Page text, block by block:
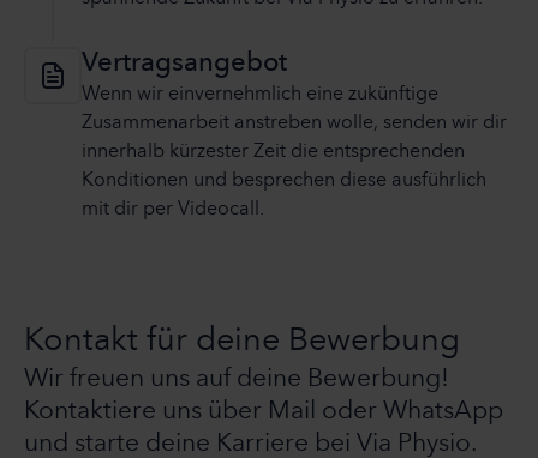
Vertragsangebot
Wenn wir einvernehmlich eine zukünftige
Zusammenarbeit anstreben wolle, senden wir dir
innerhalb kürzester Zeit die entsprechenden
Konditionen und besprechen diese ausführlich
mit dir per Videocall.
Kontakt für deine Bewerbung
Wir freuen uns auf deine Bewerbung!
Kontaktiere uns über Mail oder WhatsApp
und starte deine Karriere bei Via Physio.